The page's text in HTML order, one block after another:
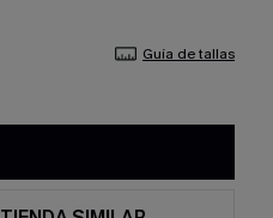
Guía de tallas